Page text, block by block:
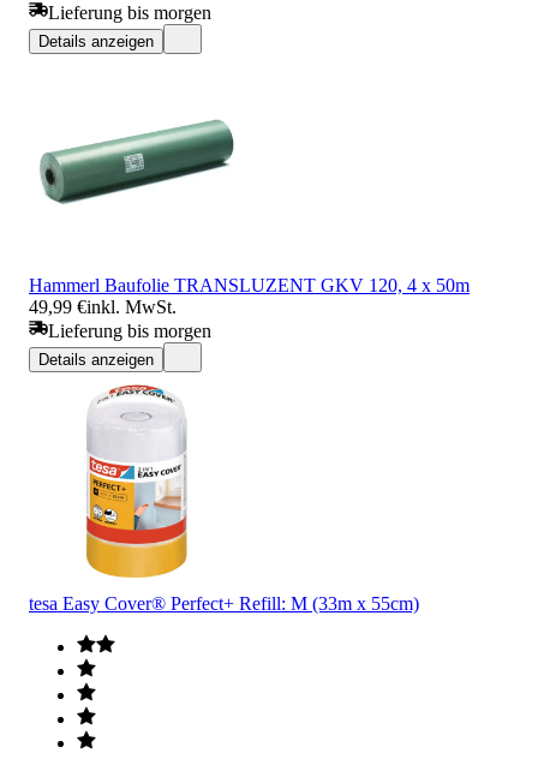
Lieferung bis morgen
Details anzeigen
Hammerl Baufolie TRANSLUZENT GKV 120, 4 x 50m
49,99 €inkl. MwSt.
Lieferung bis morgen
Details anzeigen
tesa Easy Cover® Perfect+ Refill: M (33m x 55cm)